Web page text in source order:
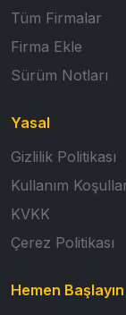
Tüm Firmalar
Firma Ekle
Sürüm Notları
Yasal
Gizlilik Politikası
Kullanım
KVKK
Çerez Politikası
Hemen Başlayın